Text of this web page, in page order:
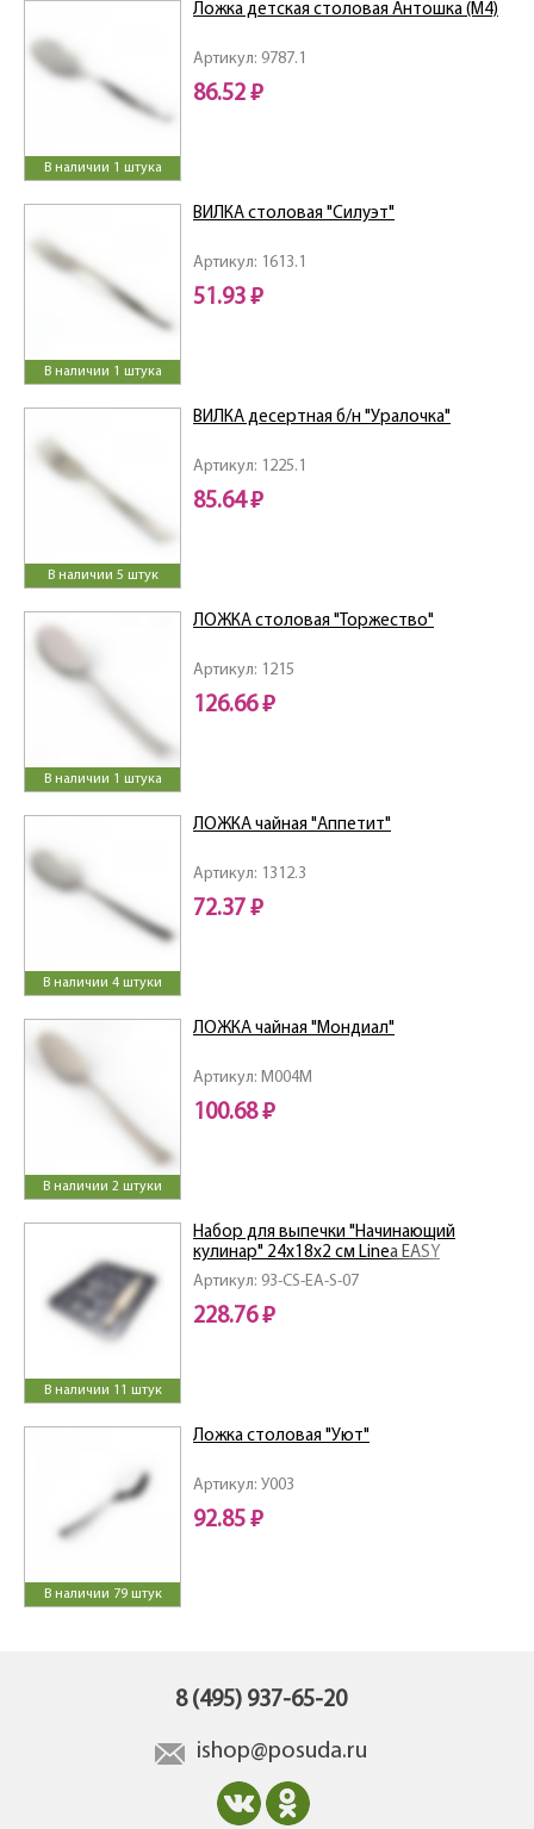
В наличии 1 штука
Артикул: 9787.1
Ложка детская столовая Антошка (М4)
86.52 ₽
В наличии 1 штука
Артикул: 1613.1
ВИЛКА столовая "Силуэт"
51.93 ₽
В наличии 5 штук
Артикул: 1225.1
ВИЛКА десертная б/н "Уралочка"
85.64 ₽
В наличии 1 штука
Артикул: 1215
ЛОЖКА столовая "Торжество"
126.66 ₽
В наличии 4 штуки
Артикул: 1312.3
ЛОЖКА чайная "Аппетит"
72.37 ₽
В наличии 2 штуки
Артикул: M004M
ЛОЖКА чайная "Мондиал"
100.68 ₽
В наличии 11 штук
Артикул: 93-CS-EA-S-07
Набор для выпечки "Начинающий
кулинар" 24х18х2 см Linea EASY
228.76 ₽
В наличии 79 штук
Артикул: У003
Ложка столовая "Уют"
92.85 ₽
8 (495) 937-65-20
ishop@posuda.ru